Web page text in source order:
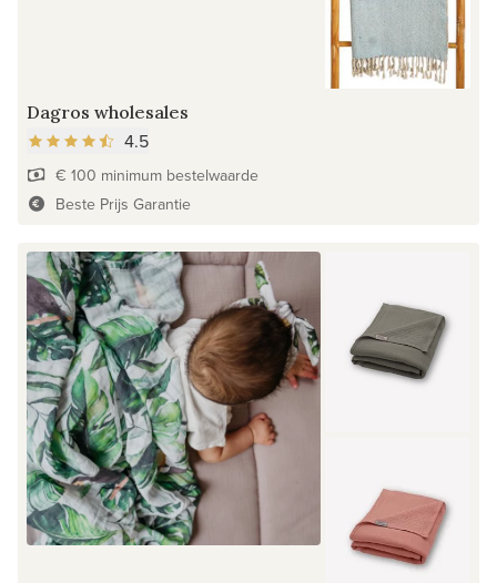
Dagros wholesales
4.5
€ 100 minimum bestelwaarde
Beste Prijs Garantie